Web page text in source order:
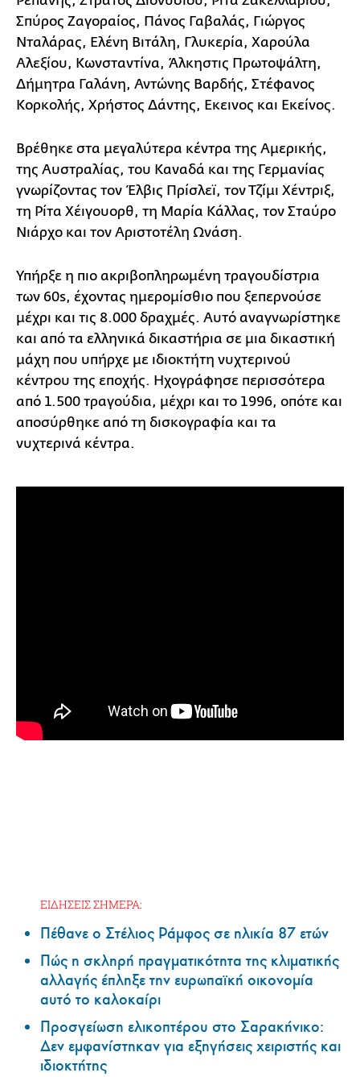
Σπύρος Ζαγοραίος, Πάνος Γαβαλάς, Γιώργος
Νταλάρας, Ελένη Βιτάλη, Γλυκερία, Χαρούλα
Αλεξίου, Κωνσταντίνα, Άλκηστις Πρωτοψάλτη,
Δήμητρα Γαλάνη, Αντώνης Βαρδής, Στέφανος
Κορκολής, Χρήστος Δάντης, Εκεινος και Εκείνος.
Βρέθηκε στα μεγαλύτερα κέντρα της Αμερικής,
της Αυστραλίας, του Καναδά και της Γερμανίας
γνωρίζοντας τον Έλβις Πρίσλεϊ, τον Τζίμι Χέντριξ,
τη Ρίτα Χέιγουορθ, τη Μαρία Κάλλας, τον Σταύρο
Νιάρχο και τον Αριστοτέλη Ωνάση.
Υπήρξε η πιο ακριβοπληρωμένη τραγουδίστρια
των 60s, έχοντας ημερομίσθιο που ξεπερνούσε
μέχρι και τις 8.000 δραχμές. Αυτό αναγνωρίστηκε
και από τα ελληνικά δικαστήρια σε μια δικαστική
μάχη που υπήρχε με ιδιοκτήτη νυχτερινού
κέντρου της εποχής. Ηχογράφησε περισσότερα
από 1.500 τραγούδια, μέχρι και το 1996, οπότε και
αποσύρθηκε από τη δισκογραφία και τα
νυχτερινά κέντρα.
ΕΙΔΗΣΕΙΣ ΣΗΜΕΡΑ:
Πέθανε ο Στέλιος Ράμφος σε ηλικία 87 ετών
Πώς η σκληρή πραγματικότητα της κλιματικής
αλλαγής έπληξε την ευρωπαϊκή οικονομία
αυτό το καλοκαίρι
Προσγείωση ελικοπτέρου στο Σαρακήνικο:
Δεν εμφανίστηκαν για εξηγήσεις χειριστής και
ιδιοκτήτης